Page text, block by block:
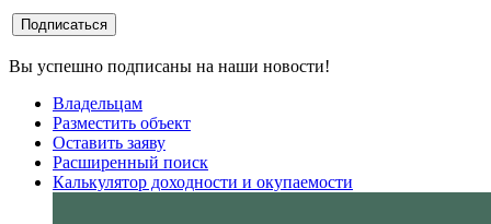
Вы успешно подписаны на наши новости!
Владельцам
Разместить объект
Оставить заяву
Расширенный поиск
Калькулятор доходности и окупаемости